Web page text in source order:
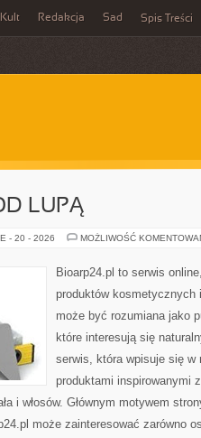
Kult Redakcja Sad Spis Treści
LUPĄ
- 20 - 2026 MOŻLIWOŚĆ
Bioarp24.pl to serwis
produktów kosmetycznych
może być rozumiana jako
które interesują się
serwis, która wpisuje się w
produktami inspirowanymi
i włosów. Głównym motywem
może zainteresować zarówno